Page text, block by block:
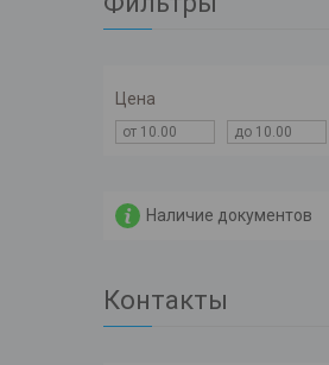
Цена
Наличие документов
Контакты